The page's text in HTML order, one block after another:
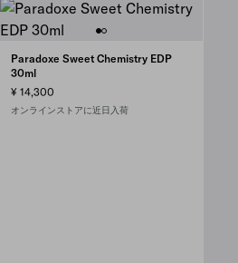
Paradoxe Sweet Chemistry EDP
30ml
¥ 14,300
オンラインストアに近日入荷